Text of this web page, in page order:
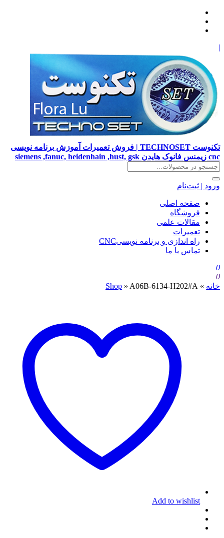
|
تکنوست TECHNOSET | فروش تعمیرات آموزش برنامه نویسی
cnc زیمنس فانوک هایدن siemens ,fanuc, heidenhain ,hust, gsk
ورود | ثبت‌نام
صفحه اصلی
فروشگاه
مقالات علمی
تعمیرات
راه اندازی و برنامه نویسیCNC
تماس با ما
0
0
خانه »
Shop » A06B-6134-H202#A
Add to wishlist